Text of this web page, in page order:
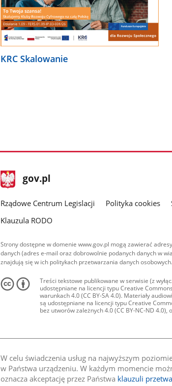
W celu świadczenia usług na najwyższym
w Państwa urządzeniu. W każdym momencie
oznacza akceptację przez Państwa klauzuli
KRC Skalowanie
stopka
gov.pl Strona
gov.pl
Rządowe Centrum Legislacji Polityka cookies
Klauzula RODO
Strony dostępne w domenie www.gov.pl mogą zawierać
danych (adres e-mail oraz dobrowolnie podanych danych w
znajdują się w ich politykach przetwarzania danych osobowych.
Treści tekstowe publikowane w serwisie (z
udostępniane na licencji typu Creative
warunkach 4.0 (CC BY-SA 4.0). Materiały
są udostępniane na licencji typu Creative
bez utworów zależnych 4.0 (CC BY-NC-ND